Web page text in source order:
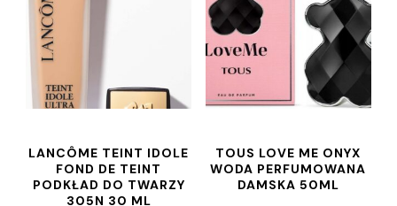
LANCÔME TEINT IDOLE
FOND DE TEINT
PODKŁAD DO TWARZY
305N 30 ML
TOUS LOVE ME ONYX
WODA PERFUMOWANA
DAMSKA 50ML